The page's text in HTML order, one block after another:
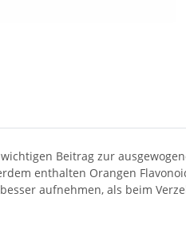
Beitrag zur
enthalten Orangen
aufnehmen, als beim